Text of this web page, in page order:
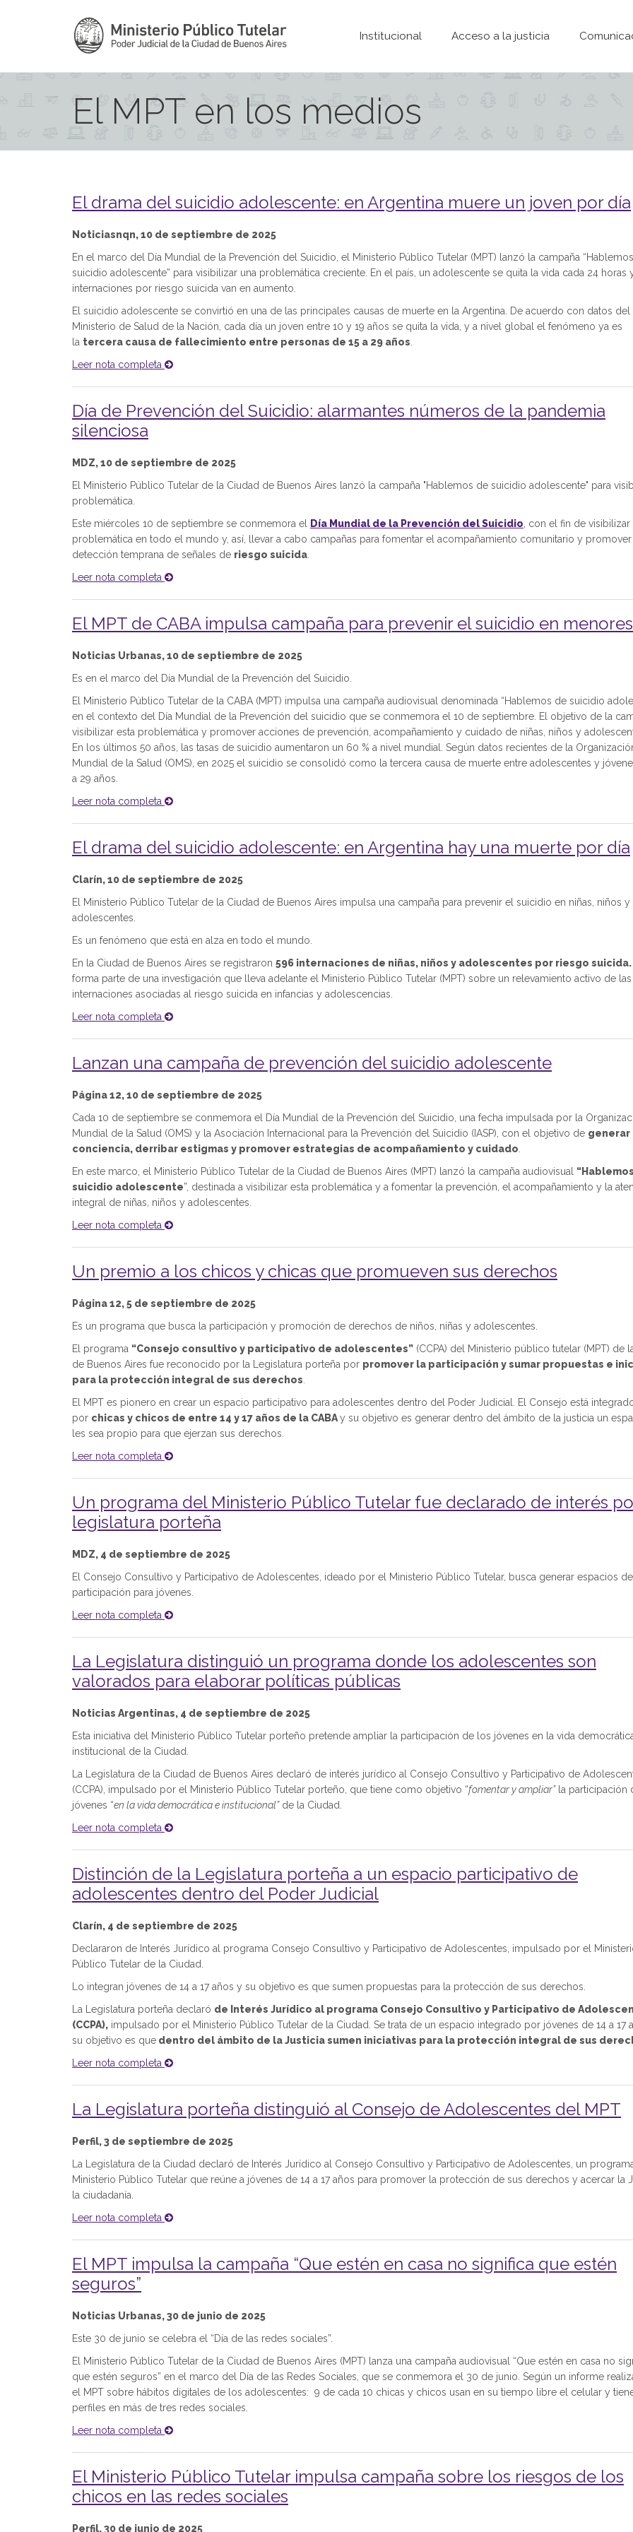
Institucional Acceso a la justicia
El MPT en los medios
El drama del suicidio adolescente: en Argentina muere un joven por día
Noticiasnqn, 10 de septiembre de 2025
En el marco del Día Mundial de la Prevención del Suicidio, el Ministerio Público Tutelar (MPT) lanzó la campaña
suicidio adolescente” para visibilizar una problemática creciente. En el país, un adolescente se quita la vida cada 24 horas
internaciones por riesgo suicida van en aumento.
El suicidio adolescente se convirtió en una de las principales causas de muerte en la Argentina. De acuerdo con datos del
Ministerio de Salud de la Nación, cada día un joven entre 10 y 19 años se quita la vida, y a nivel global el fenómeno ya es
la tercera causa de fallecimiento entre personas de 15 a 29 años
Leer nota completa
Día de Prevención del Suicidio: alarmantes números de la pandemia
silenciosa
MDZ, 10 de septiembre de 2025
El Ministerio Público Tutelar de la Ciudad de Buenos Aires lanzó la campaña "Hablemos de suicidio adolescente" para
problemática.
Este miércoles 10 de septiembre se conmemora el
Día Mundial de la Prevención del Suicidio , con el fin de visibilizar
problemática en todo el mundo y, así, llevar a cabo campañas para fomentar el acompañamiento comunitario y promover
detección temprana de señales de riesgo suicida
Leer nota completa
El MPT de CABA impulsa campaña para prevenir el suicidio en menores
Noticias Urbanas, 10 de septiembre de 2025
Es en el marco del Día Mundial de la Prevención del Suicidio.
El Ministerio Público Tutelar de la CABA (MPT) impulsa una campaña audiovisual denominada “Hablemos de suicidio
en el contexto del Día Mundial de la Prevención del suicidio que se conmemora el 10 de septiembre. El objetivo de la
visibilizar esta problemática y promover acciones de prevención, acompañamiento y cuidado de niñas, niños y
En los últimos 50 años, las tasas de suicidio aumentaron un 60 % a nivel mundial. Según datos recientes de la
Mundial de la Salud (OMS), en 2025 el suicidio se consolidó como la tercera causa de muerte entre adolescentes y
a 29 años.
Leer nota completa
El drama del suicidio adolescente: en Argentina hay una muerte por día
Clarín, 10 de septiembre de 2025
El Ministerio Público Tutelar de la Ciudad de Buenos Aires impulsa una campaña para prevenir el suicidio en niñas, niños y
adolescentes.
Es un fenómeno que está en alza en todo el mundo.
En la Ciudad de Buenos Aires se registraron 596 internaciones de niñas, niños y adolescentes por riesgo suicida.
forma parte de una investigación que lleva adelante el Ministerio Público Tutelar (MPT) sobre un relevamiento activo de las
internaciones asociadas al riesgo suicida en infancias y adolescencias.
Leer nota completa
Lanzan una campaña de prevención del suicidio adolescente
Página 12, 10 de septiembre de 2025
Cada 10 de septiembre se conmemora el Día Mundial de la Prevención del Suicidio, una fecha impulsada por la
Mundial de la Salud (OMS) y la Asociación Internacional para la Prevención del Suicidio (IASP), con el objetivo de generar
conciencia, derribar estigmas y promover estrategias de acompañamiento y cuidado
En este marco, el Ministerio Público Tutelar de la Ciudad de Buenos Aires (MPT) lanzó la campaña audiovisual
suicidio adolescente”, destinada a visibilizar esta problemática y a fomentar la prevención, el acompañamiento y la
integral de niñas, niños y adolescentes.
Leer nota completa
Un premio a los chicos y chicas que promueven sus derechos
Página 12, 5 de septiembre de 2025
Es un programa que busca la participación y promoción de derechos de niños, niñas y adolescentes.
El programa “Consejo consultivo y participativo de adolescentes” (CCPA) del Ministerio público tutelar (MPT) de
de Buenos Aires fue reconocido por la Legislatura porteña por promover la participación y sumar propuestas e
para la protección integral de sus derechos
El MPT es pionero en crear un espacio participativo para adolescentes dentro del Poder Judicial. El Consejo está
por chicas y chicos de entre 14 y 17 años de la CABAy su objetivo es generar dentro del ámbito de la justicia un
les sea propio para que ejerzan sus derechos.
Leer nota completa
Un programa del Ministerio Público Tutelar fue declarado de interés
legislatura porteña
MDZ, 4 de septiembre de 2025
El Consejo Consultivo y Participativo de Adolescentes, ideado por el Ministerio Público Tutelar, busca generar espacios de
participación para jóvenes.
Leer nota completa
La Legislatura distinguió un programa donde los adolescentes son
valorados para elaborar políticas públicas
Noticias Argentinas, 4 de septiembre de 2025
Esta iniciativa del Ministerio Público Tutelar porteño pretende ampliar la participación de los jóvenes en la vida
institucional de la Ciudad.
La Legislatura de la Ciudad de Buenos Aires declaró de interés jurídico al Consejo Consultivo y Participativo de
(CCPA), impulsado por el Ministerio Público Tutelar porteño, que tiene como objetivo “fomentar y ampliar”la participación
jóvenes “en la vida democrática e institucional”de la Ciudad.
Leer nota completa
Distinción de la Legislatura porteña a un espacio participativo de
adolescentes dentro del Poder Judicial
Clarín, 4 de septiembre de 2025
Declararon de Interés Jurídico al programa Consejo Consultivo y Participativo de Adolescentes, impulsado por el
Público Tutelar de la Ciudad.
Lo integran jóvenes de 14 a 17 años y su objetivo es que sumen propuestas para la protección de sus derechos.
La Legislatura porteña declaró de Interés Jurídico al programa Consejo Consultivo y Participativo de
(CCPA), impulsado por el Ministerio Público Tutelar de la Ciudad. Se trata de un espacio integrado por jóvenes de 14 a 17
su objetivo es que dentro del ámbito de la Justicia sumen iniciativas para la protección integral de sus
Leer nota completa
La Legislatura porteña distinguió al Consejo de Adolescentes del MPT
Perfil, 3 de septiembre de 2025
La Legislatura de la Ciudad declaró de Interés Jurídico al Consejo Consultivo y Participativo de Adolescentes, un
Ministerio Público Tutelar que reúne a jóvenes de 14 a 17 años para promover la protección de sus derechos y acercar la
la ciudadanía.
Leer nota completa
El MPT impulsa la campaña “Que estén en casa no significa que estén
seguros”
Noticias Urbanas, 30 de junio de 2025
Este 30 de junio se celebra el “Día de las redes sociales”.
El Ministerio Público Tutelar de la Ciudad de Buenos Aires (MPT) lanza una campaña audiovisual “Que estén en casa no
que estén seguros” en el marco del Día de las Redes Sociales, que se conmemora el 30 de junio. Según un informe
el MPT sobre hábitos digitales de los adolescentes: 9 de cada 10 chicas y chicos usan en su tiempo libre el celular y
perfiles en más de tres redes sociales.
Leer nota completa
El Ministerio Público Tutelar impulsa campaña sobre los riesgos de los
chicos en las redes sociales
Perfil, 30 de junio de 2025